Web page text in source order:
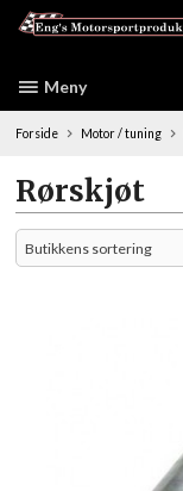
Meny
Forside Motor / tuning
Rørskjøt